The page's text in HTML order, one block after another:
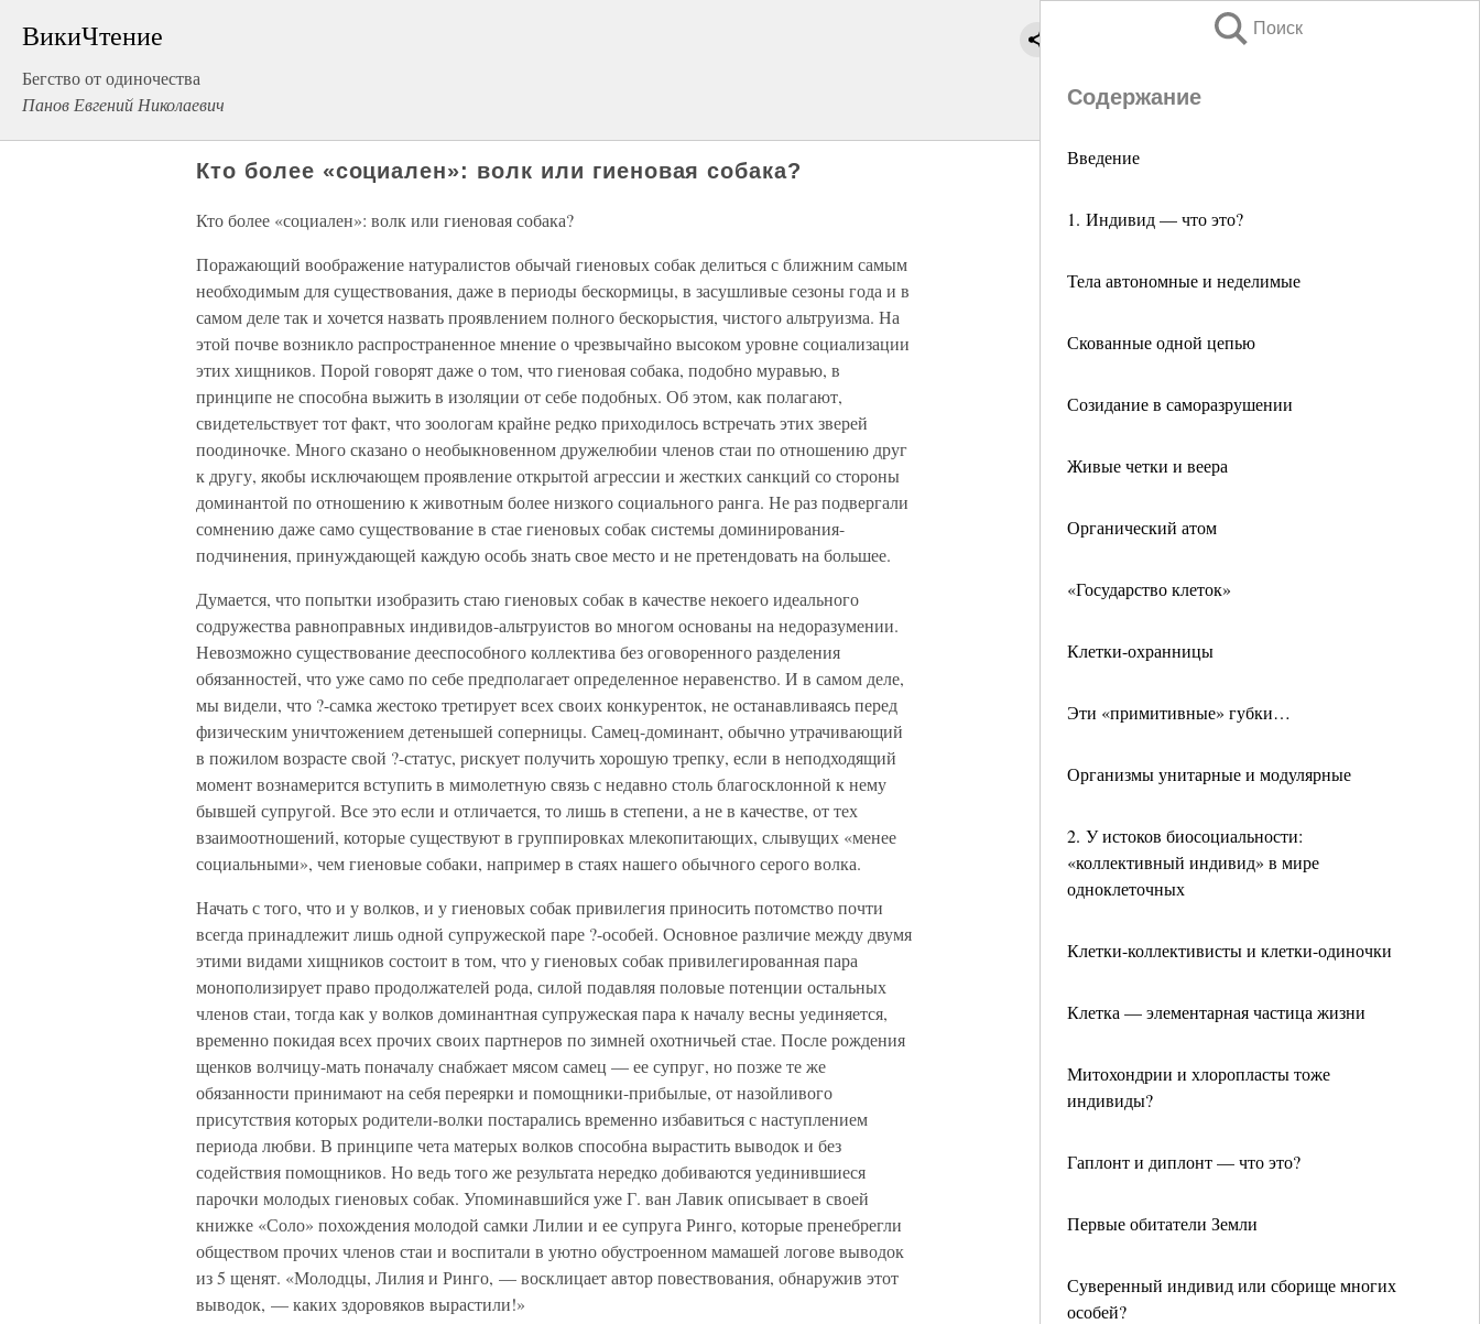
ВикиЧтение
Бегство от одиночества
Панов Евгений Николаевич
Поиск
Содержание
Введение
1. Индивид — что это?
Тела автономные и неделимые
Скованные одной цепью
Созидание в саморазрушении
Живые четки и веера
Органический атом
«Государство клеток»
Клетки-охранницы
Эти «примитивные» губки…
Организмы унитарные и модулярные
2. У истоков биосоциальности:
«коллективный индивид» в мире
одноклеточных
Клетки-коллективисты и клетки-одиночки
Клетка — элементарная частица жизни
Митохондрии и хлоропласты тоже
индивиды?
Гаплонт и диплонт — что это?
Первые обитатели Земли
Суверенный индивид или сборище многих
особей?
Кто более «социален»: волк или гиеновая собака?
Кто более «социален»: волк или гиеновая собака?
Поражающий воображение натуралистов обычай гиеновых собак делиться с ближним самым
необходимым для существования, даже в периоды бескормицы, в засушливые сезоны года и в
самом деле так и хочется назвать проявлением полного бескорыстия, чистого альтруизма. На
этой почве возникло распространенное мнение о чрезвычайно высоком уровне социализации
этих хищников. Порой говорят даже о том, что гиеновая собака, подобно муравью, в
принципе не способна выжить в изоляции от себе подобных. Об этом, как полагают,
свидетельствует тот факт, что зоологам крайне редко приходилось встречать этих зверей
поодиночке. Много сказано о необыкновенном дружелюбии членов стаи по отношению друг
к другу, якобы исключающем проявление открытой агрессии и жестких санкций со стороны
доминантой по отношению к животным более низкого социального ранга. Не раз подвергали
сомнению даже само существование в стае гиеновых собак системы доминирования-
подчинения, принуждающей каждую особь знать свое место и не претендовать на большее.
Думается, что попытки изобразить стаю гиеновых собак в качестве некоего идеального
содружества равноправных индивидов-альтруистов во многом основаны на недоразумении.
Невозможно существование дееспособного коллектива без оговоренного разделения
обязанностей, что уже само по себе предполагает определенное неравенство. И в самом деле,
мы видели, что ?-самка жестоко третирует всех своих конкуренток, не останавливаясь перед
физическим уничтожением детенышей соперницы. Самец-доминант, обычно утрачивающий
в пожилом возрасте свой ?-статус, рискует получить хорошую трепку, если в неподходящий
момент вознамерится вступить в мимолетную связь с недавно столь благосклонной к нему
бывшей супругой. Все это если и отличается, то лишь в степени, а не в качестве, от тех
взаимоотношений, которые существуют в группировках млекопитающих, слывущих «менее
социальными», чем гиеновые собаки, например в стаях нашего обычного серого волка.
Начать с того, что и у волков, и у гиеновых собак привилегия приносить потомство почти
всегда принадлежит лишь одной супружеской паре ?-особей. Основное различие между двумя
этими видами хищников состоит в том, что у гиеновых собак привилегированная пара
монополизирует право продолжателей рода, силой подавляя половые потенции остальных
членов стаи, тогда как у волков доминантная супружеская пара к началу весны уединяется,
временно покидая всех прочих своих партнеров по зимней охотничьей стае. После рождения
щенков волчицу-мать поначалу снабжает мясом самец — ее супруг, но позже те же
обязанности принимают на себя переярки и помощники-прибылые, от назойливого
присутствия которых родители-волки постарались временно избавиться с наступлением
периода любви. В принципе чета матерых волков способна вырастить выводок и без
содействия помощников. Но ведь того же результата нередко добиваются уединившиеся
парочки молодых гиеновых собак. Упоминавшийся уже Г. ван Лавик описывает в своей
книжке «Соло» похождения молодой самки Лилии и ее супруга Ринго, которые пренебрегли
обществом прочих членов стаи и воспитали в уютно обустроенном мамашей логове выводок
из 5 щенят. «Молодцы, Лилия и Ринго, — восклицает автор повествования, обнаружив этот
выводок, — каких здоровяков вырастили!»